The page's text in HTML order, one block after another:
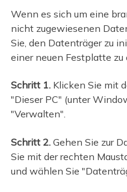
Wenn es sich um eine
nicht zugewiesenen
Sie, den Datenträger zu
einer neuen Festplatte zu
Schritt 1. Klicken Sie mit
"Dieser PC" (unter
"Verwalten".
Schritt 2.Gehen Sie zur
Sie mit der rechten
und wählen Sie